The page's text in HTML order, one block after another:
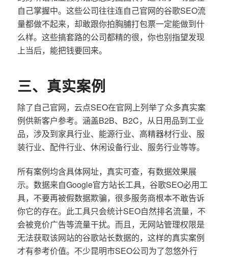
自己掌握中。这些公司往往连自己官网的谷歌SEO流
量都做不起来，却敢跟你拍胸脯打包票一定能做到什
么样。这些搞套路的公司都精的很，你也别指望发现
上当后，能把钱要回来。
三、真实案例
除了自己官网，云点SEO在官网上列举了众多真实案
例供新客户参考。涵盖B2B、B2C，从日用品到工业
品，涉及到家具行业、能源行业、高精器材行业、服
装行业、配件行业、休闲设备行业、服务行业等等。
所有案例均含具体网址，真实可查，有数据效果展
示。数据来自Google官方站长工具，谷歌SEO必用工
具，不要再被假数据欺骗，很多服务商根本不敢告诉
你它的存在。此工具只会统计SEO自然排名流量，不
会被竞价广告等流量干扰。而且，无网站管理权限是
无法获取该网站的谷歌站长数据的，这样的真实案例
才有参考价值。不少昆明市SEO公司为了忽悠外行